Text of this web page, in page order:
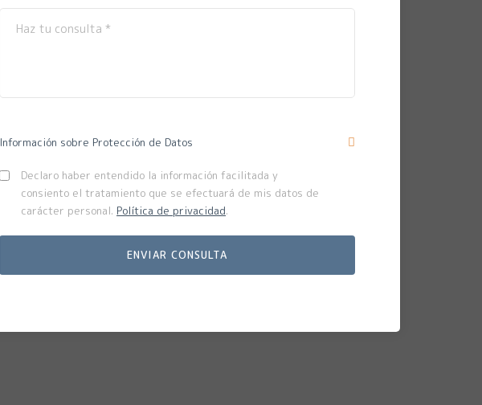
Información sobre Protección de Datos
Declaro haber entendido la información facilitada y
consiento el tratamiento que se efectuará de mis datos de
carácter personal. Política de privacidad.